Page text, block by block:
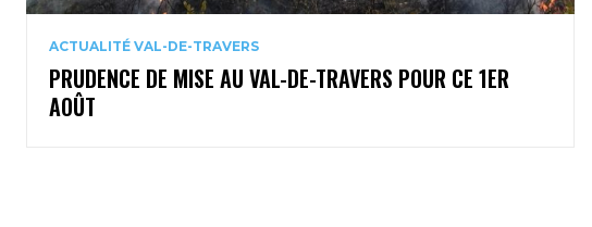
ACTUALITÉ VAL-DE-TRAVERS
PRUDENCE DE MISE AU VAL-DE-TRAVERS POUR CE 1ER
AOÛT